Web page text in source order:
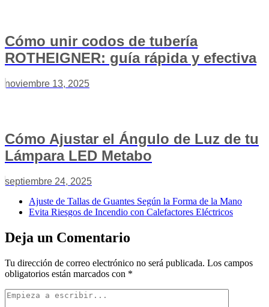
Cómo unir codos de tubería
ROTHEIGNER: guía rápida y efectiva
noviembre 13, 2025
Cómo Ajustar el Ángulo de Luz de tu
Lámpara LED Metabo
septiembre 24, 2025
Ajuste de Tallas de Guantes Según la Forma de la Mano
Evita Riesgos de Incendio con Calefactores Eléctricos
Deja un Comentario
Tu dirección de correo electrónico no será publicada. Los campos
obligatorios están marcados con *